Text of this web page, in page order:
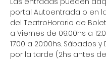
portal Autoentrada o en
del TeatroHorario de
a Viernes de 09:00hs a
17:00 a 20:00hs. Sábados
por la tarde (2hs antes